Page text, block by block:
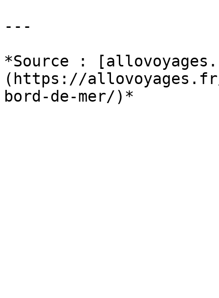
---
*Source :
(https://